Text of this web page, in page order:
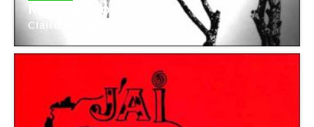
Mise au point
Claire Maugeais